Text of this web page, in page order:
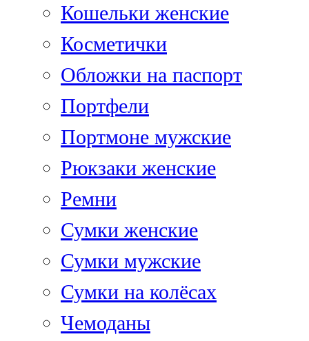
Кошельки женские
Косметички
Обложки на паспорт
Портфели
Портмоне мужские
Рюкзаки женские
Ремни
Сумки женские
Сумки мужские
Сумки на колёсах
Чемоданы